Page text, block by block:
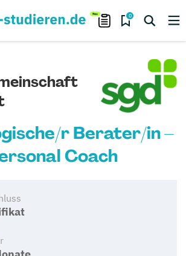
0
r Berater/in –
Coach